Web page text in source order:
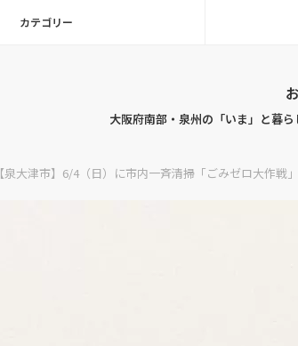
カテゴリー
大阪府南部・泉州の「いま」と暮
【泉大津市】6/4（日）に市内一斉清掃「ごみゼロ大作